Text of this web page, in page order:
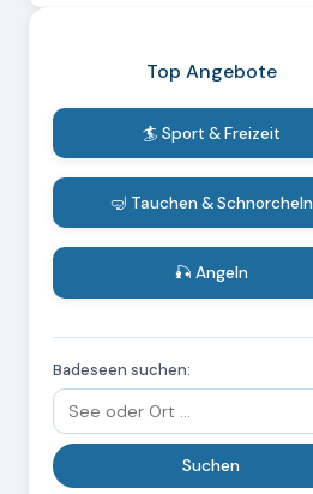
Top Angebote
🏄 Sport & Freizeit
🤿 Tauchen & Schnorcheln
🎣 Angeln
Badeseen suchen: